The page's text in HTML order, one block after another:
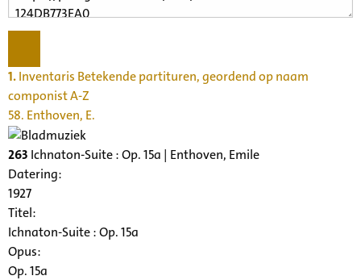
1.Inventaris Betekende partituren, geordend op naam
componist A-Z
58. Enthoven, E.
263 Ichnaton-Suite : Op. 15a | Enthoven, Emile
Datering:
1927
Titel:
Ichnaton-Suite : Op. 15a
Opus:
Op. 15a